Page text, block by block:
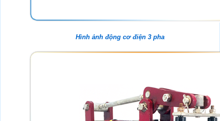
Hình ảnh động cơ điện 3 pha